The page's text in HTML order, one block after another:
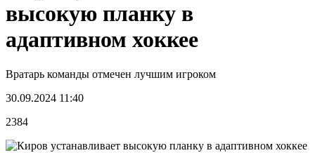
высокую планку в
адаптивном хоккее
Вратарь команды отмечен лучшим игроком
30.09.2024 11:40
2384